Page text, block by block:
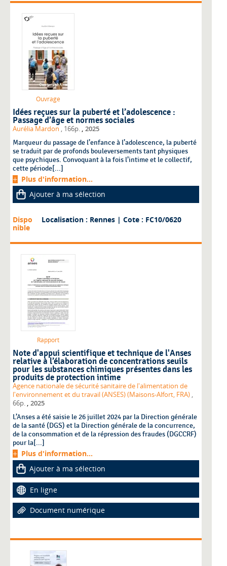
Ouvrage
Idées reçues sur la puberté et l’adolescence :
Passage d’âge et normes sociales
Aurélia Mardon , 166p. 2025
Marqueur du passage de l’enfance à l’adolescence, la puberté
se traduit par de profonds bouleversements tant physiques
que psychiques. Convoquant à la fois l’intime et le collectif,
cette période[...]
Plus d'information...
Ajouter à ma sélection
Dispo
nible
Localisation : Rennes | Cote : FC10/0620
Rapport
Note d'appui scientifique et technique de l'Anses
relative à l’élaboration de concentrations seuils
pour les substances chimiques présentes dans les
produits de protection intime
Agence nationale de sécurité sanitaire de l'alimentation de
l'environnement et du travail (ANSES) (Maisons-Alfort, FRA) ,
66p. 2025
L’Anses a été saisie le 26 juillet 2024 par la Direction générale
de la santé (DGS) et la Direction générale de la concurrence,
de la consommation et de la répression des fraudes (DGCCRF)
pour la[...]
Plus d'information...
Ajouter à ma sélection
En ligne
Document numérique